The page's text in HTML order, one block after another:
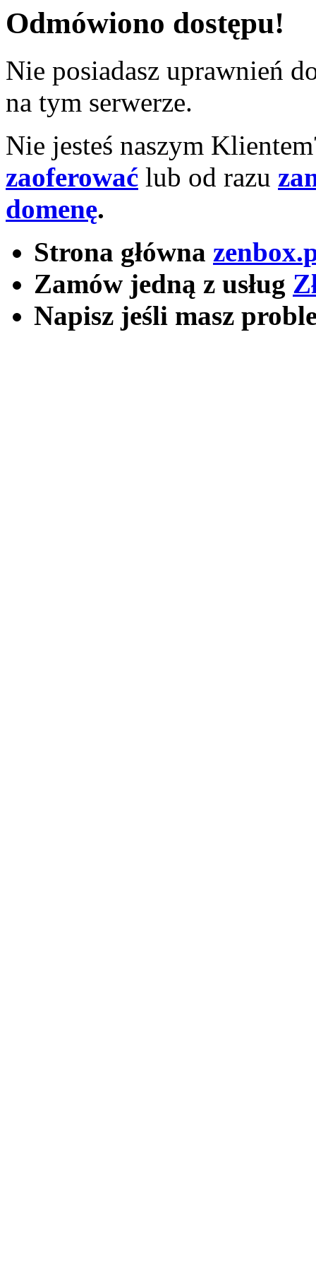
Odmówiono dostępu!
Nie posiadasz uprawnień
na tym serwerze.
Nie jesteś naszym
zaoferować lub od razu
domenę.
Strona główna
Zamów jedną z usług
Napisz jeśli masz